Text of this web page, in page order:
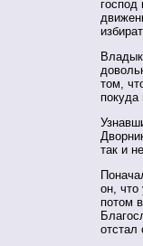
господ
том,
так и
он, что
потом
отстал